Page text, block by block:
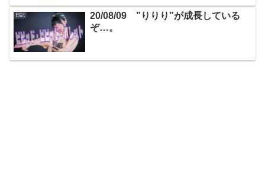
日記
20/08/09 ”りりり”が成長している
ぞ…。